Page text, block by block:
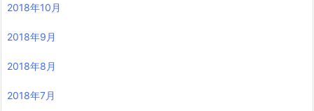
2018年10月
2018年9月
2018年8月
2018年7月